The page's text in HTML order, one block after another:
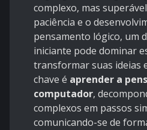
complexo, mas
paciência e o
pensamento lógico, um
iniciante pode dominar
transformar suas ideias
chave é aprender a
computador,
complexos em passos
comunicando-se de